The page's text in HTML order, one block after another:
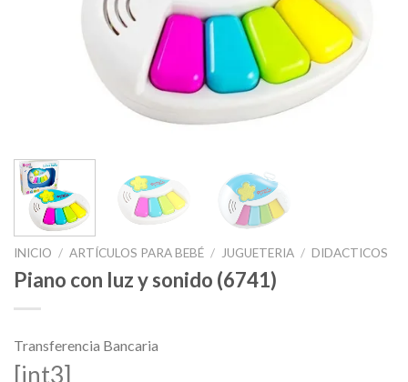
INICIO / ARTÍCULOS PARA BEBÉ / JUGUETERIA / DIDACTICOS
Piano con luz y sonido (6741)
Transferencia Bancaria
[int3]